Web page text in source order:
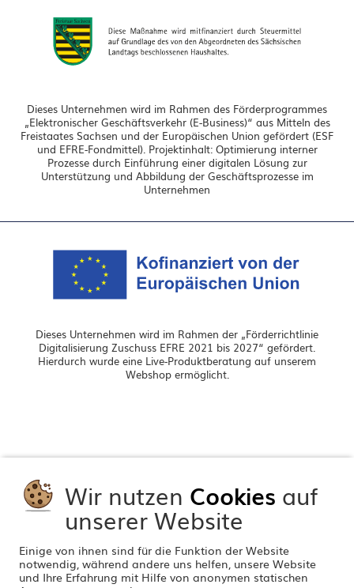
Dieses Unternehmen wird im Rahmen des Förderprogrammes
„Elektronischer Geschäftsverkehr (E-Business)“ aus Mitteln des
Freistaates Sachsen und der Europäischen Union gefördert (ESF
und EFRE-Fondmittel). Projektinhalt: Optimierung interner
Prozesse durch Einführung einer digitalen Lösung zur
Unterstützung und Abbildung der Geschäftsprozesse im
Unternehmen
Dieses Unternehmen wird im Rahmen der „Förderrichtlinie
Digitalisierung Zuschuss EFRE 2021 bis 2027“ gefördert.
Hierdurch wurde eine Live-Produktberatung auf unserem
Webshop ermöglicht.
Wir nutzen Cookies auf
unserer Website
Einige von ihnen sind für die Funktion der Website
notwendig, während andere uns helfen, unsere Website
und Ihre Erfahrung mit Hilfe von anonymen statischen